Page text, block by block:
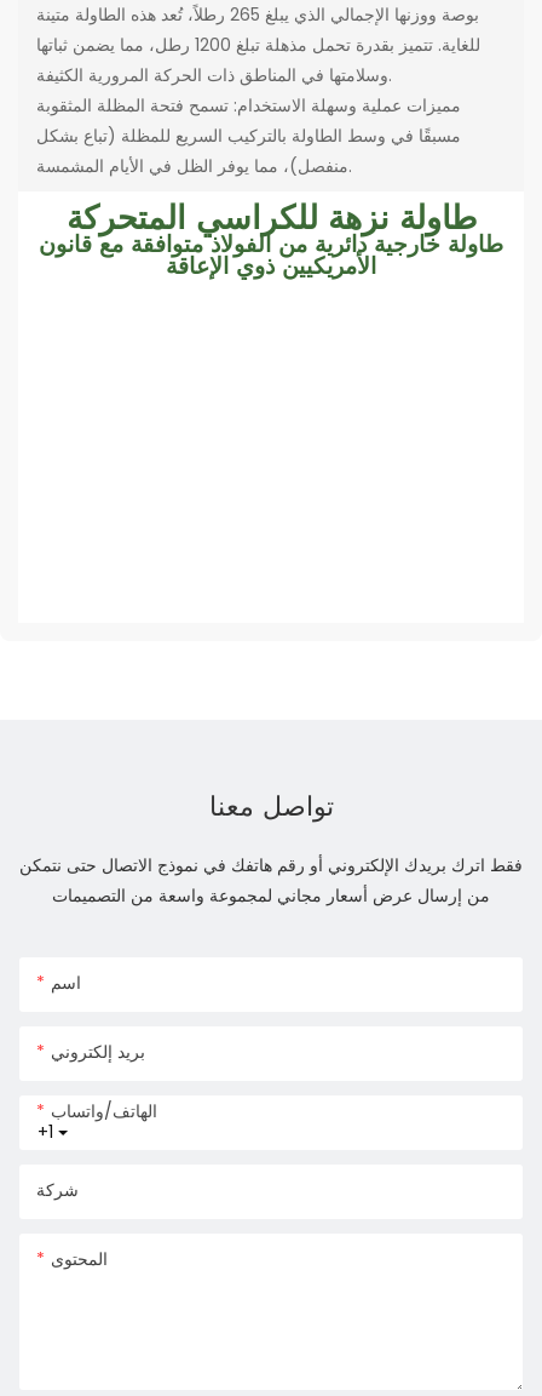
بوصة ووزنها الإجمالي الذي يبلغ 265 رطلاً، تُعد هذه الطاولة متينة
للغاية. تتميز بقدرة تحمل مذهلة تبلغ 1200 رطل، مما يضمن ثباتها
وسلامتها في المناطق ذات الحركة المرورية الكثيفة.
مميزات عملية وسهلة الاستخدام: تسمح فتحة المظلة المثقوبة
مسبقًا في وسط الطاولة بالتركيب السريع للمظلة (تباع بشكل
منفصل)، مما يوفر الظل في الأيام المشمسة.
طاولة نزهة للكراسي المتحركة
طاولة خارجية دائرية من الفولاذ متوافقة مع قانون
الأمريكيين ذوي الإعاقة
تواصل معنا
فقط اترك بريدك الإلكتروني أو رقم هاتفك في نموذج الاتصال حتى نتمكن
من إرسال عرض أسعار مجاني لمجموعة واسعة من التصميمات
اسم
بريد إلكتروني
+1
الهاتف/واتساب
شركة
المحتوى